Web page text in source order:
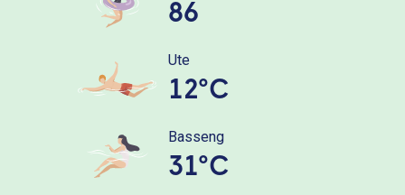
86
Ute
12°C
Basseng
31°C